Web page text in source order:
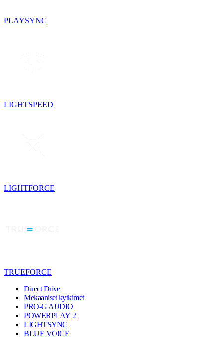
PLAYSYNC
LIGHTSPEED
LIGHTFORCE
TRUEFORCE
Direct Drive
Mekaaniset kytkimet
PRO-G AUDIO
POWERPLAY 2
LIGHTSYNC
BLUE VO!CE